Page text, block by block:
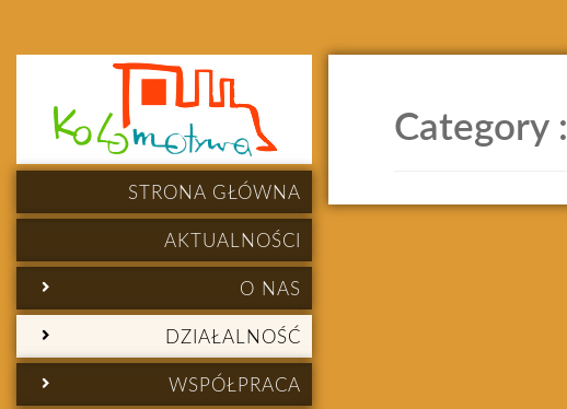
STRONA GŁÓWNA
AKTUALNOŚCI
O NAS
DZIAŁALNOŚĆ
WSPÓŁPRACA
Category :